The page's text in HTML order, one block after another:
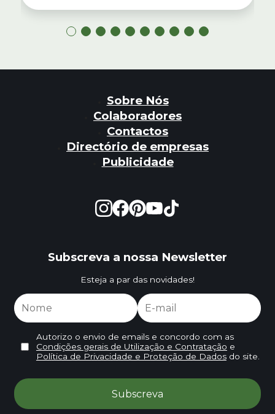
Sobre Nós
Colaboradores
Contactos
Directório de empresas
Publicidade
Subscreva a nossa Newsletter
Esteja a par das novidades!
Autorizo o envio de emails e concordo com as
Condições gerais de Utilização e Contratação e
Política de Privacidade e Proteção de Dadosdo site.